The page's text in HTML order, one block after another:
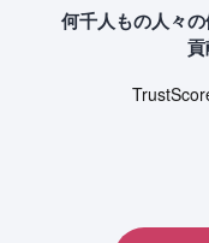
何千人もの人々
貢